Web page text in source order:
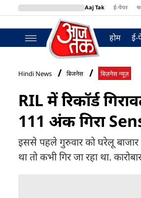
Aaj Tak ई-पेपर
BT Bazaar
होम ई-
Hindi News बिजनेस बिज़नेस न्यूज़
RIL में रिकॉर्ड
111 अंक गिरा
इससे पहले गुरुवार को घरेलू
था तो कभी गिर जा रहा था.